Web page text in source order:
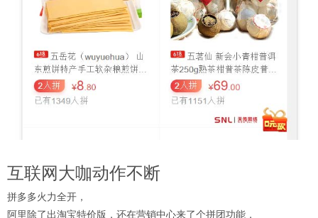
互联网大咖动作不断
拼多多火力全开，
阿里除了出淘宝特价版，还在营销中心来了个拼团功能，